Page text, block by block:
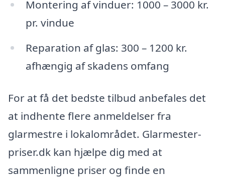
Montering af vinduer: 1000 – 3000 kr.
pr. vindue
Reparation af glas: 300 – 1200 kr.
afhængig af skadens omfang
For at få det bedste tilbud anbefales det
at indhente flere anmeldelser fra
glarmestre i lokalområdet. Glarmester-
priser.dk kan hjælpe dig med at
sammenligne priser og finde en